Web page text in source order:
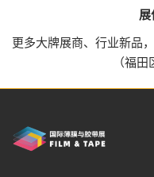
更多大牌展商、行业新品
（福